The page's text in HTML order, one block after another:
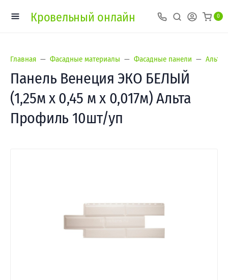
Кровельный онлайн 0
Главная Фасадные материалы Фасадные панели
Панель Венеция ЭКО БЕЛЫЙ
(1,25м х 0,45 м х 0,017м) Альта
Профиль 10шт/уп